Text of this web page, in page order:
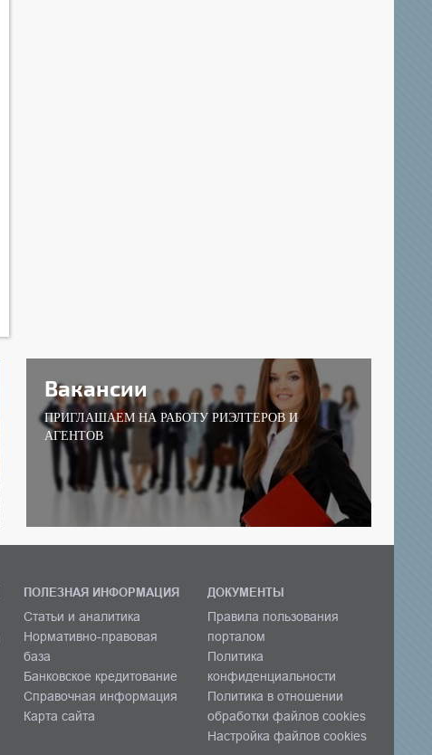
Вакансии
ПРИГЛАШАЕМ НА РАБОТУ РИЭЛТЕРОВ И
АГЕНТОВ
ПОЛЕЗНАЯ ИНФОРМАЦИЯ
Статьи и аналитика
Нормативно-правовая
база
Банковское кредитование
Справочная информация
Карта сайта
ДОКУМЕНТЫ
Правила пользования
порталом
Политика
конфиденциальности
Политика в отношении
обработки файлов cookies
Настройка файлов cookies